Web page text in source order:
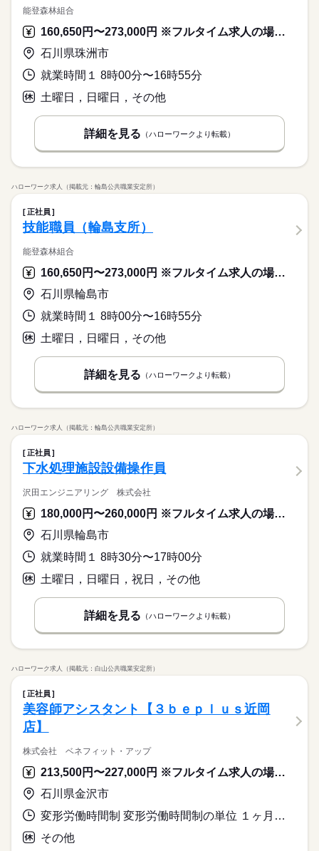
能登森林組合
160,650円〜273,000円 ※フルタイム求人の場合は月額（換算額）、パート求人の場合は時間額を表示しています。
石川県珠洲市
就業時間１ 8時00分〜16時55分
土曜日，日曜日，その他
詳細を見る （ハローワークより転載）
ハローワーク求人（掲載元：輪島公共職業安定所）
正社員
技能職員（輪島支所）
能登森林組合
160,650円〜273,000円 ※フルタイム求人の場合は月額（換算額）、パート求人の場合は時間額を表示しています。
石川県輪島市
就業時間１ 8時00分〜16時55分
土曜日，日曜日，その他
詳細を見る （ハローワークより転載）
ハローワーク求人（掲載元：輪島公共職業安定所）
正社員
下水処理施設設備操作員
沢田エンジニアリング 株式会社
180,000円〜260,000円 ※フルタイム求人の場合は月額（換算額）、パート求人の場合は時間額を表示しています。
石川県輪島市
就業時間１ 8時30分〜17時00分
土曜日，日曜日，祝日，その他
詳細を見る （ハローワークより転載）
ハローワーク求人（掲載元：白山公共職業安定所）
正社員
美容師アシスタント【３ｂｅｐｌｕｓ近岡
店】
株式会社 ベネフィット・アップ
213,500円〜227,000円 ※フルタイム求人の場合は月額（換算額）、パート求人の場合は時間額を表示しています。
石川県金沢市
変形労働時間制 変形労働時間制の単位 １ヶ月単位 就業時間１ 9時00分〜18時00分 就業時間２ 11時00分〜20時00分 就業時間に関する特記事項 就業時間は本人の希望により選べます。
その他